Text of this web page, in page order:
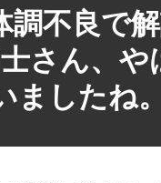
調不良で
さん、や
したね。